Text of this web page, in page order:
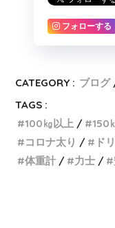
フォローする
CATEGORY : ブログ
TAGS :
100㎏以上
150
コロナ太り
ド
体重計
力士